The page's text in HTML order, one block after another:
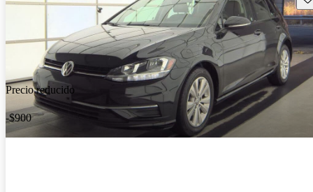
Precio reducido
-$900